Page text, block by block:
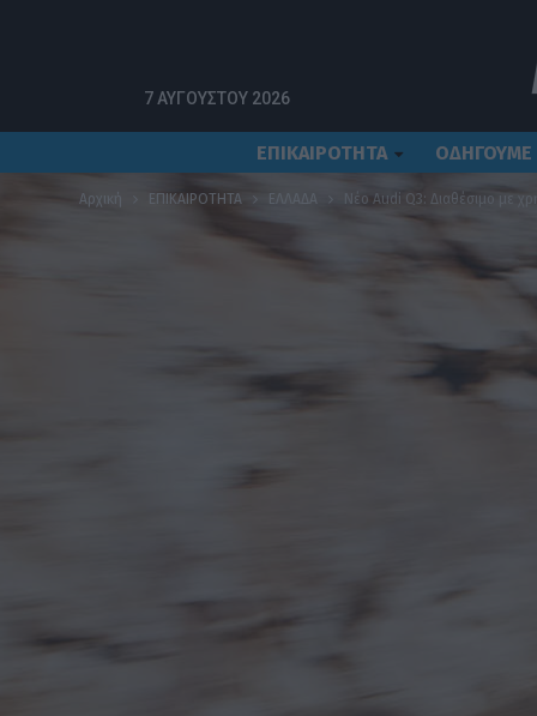
7 ΑΥΓΟΎΣΤΟΥ 2026
ΕΠΙΚΑΙΡΟΤΗΤΑ ΟΔΗΓΟΥΜΕ
Αρχική ΕΠΙΚΑΙΡΟΤΗΤΑ ΕΛΛΑΔΑ Νέο Audi Q3: Διαθέσιμο με